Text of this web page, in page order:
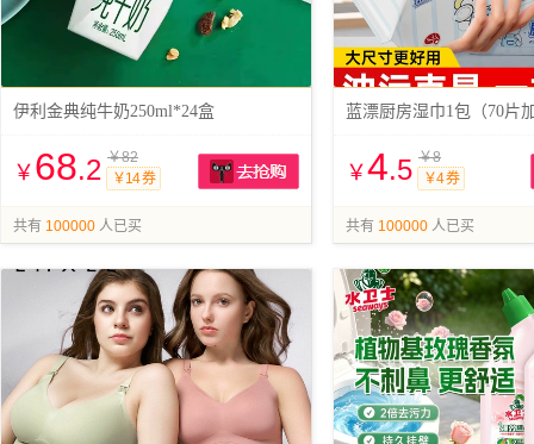
伊利金典纯牛奶250ml*24盒
￥ 68.2 ￥82
￥14 券
共有 100000 人已买
蓝漂厨房湿巾1包（70片
￥4.5 ￥8
￥4 券
共有 100000 人已买